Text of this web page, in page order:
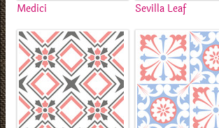
Medici Sevilla Leaf